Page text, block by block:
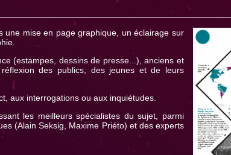
mise en page graphique, un éclairage sur
(estampes, dessins de presse...), anciens et
des publics, des jeunes et de leurs
aux interrogations ou aux inquiétudes.
les meilleurs spécialistes du sujet, parmi
(Alain Seksig, Maxime Priéto) et des experts